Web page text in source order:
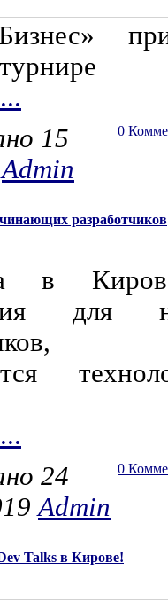
0
15
Admin
разработчиков
в
для
0
24
Admin
Talks в Кирове!